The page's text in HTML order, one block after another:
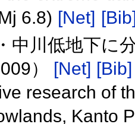
6.8) [Net]
中川低地下に
） [Net] [Bib]
research of
Kanto